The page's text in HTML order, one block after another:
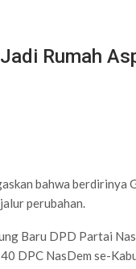
Rumah
bahwa
perubahan.
Baru DPD Partai
DPC NasDem se-